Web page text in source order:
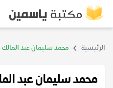
الرئيسية محمد سليمان عبد المالك
محمد سليمان عبد